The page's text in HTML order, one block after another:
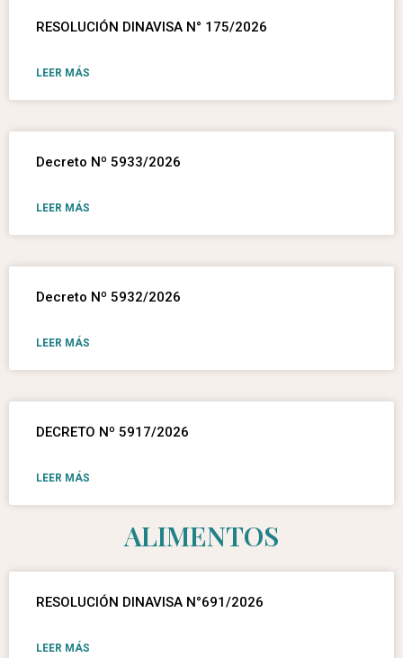
RESOLUCIÓN DINAVISA N° 175/2026
LEER MÁS
Decreto Nº 5933/2026
LEER MÁS
Decreto Nº 5932/2026
LEER MÁS
DECRETO Nº 5917/2026
LEER MÁS
ALIMENTOS
RESOLUCIÓN DINAVISA N°691/2026
LEER MÁS